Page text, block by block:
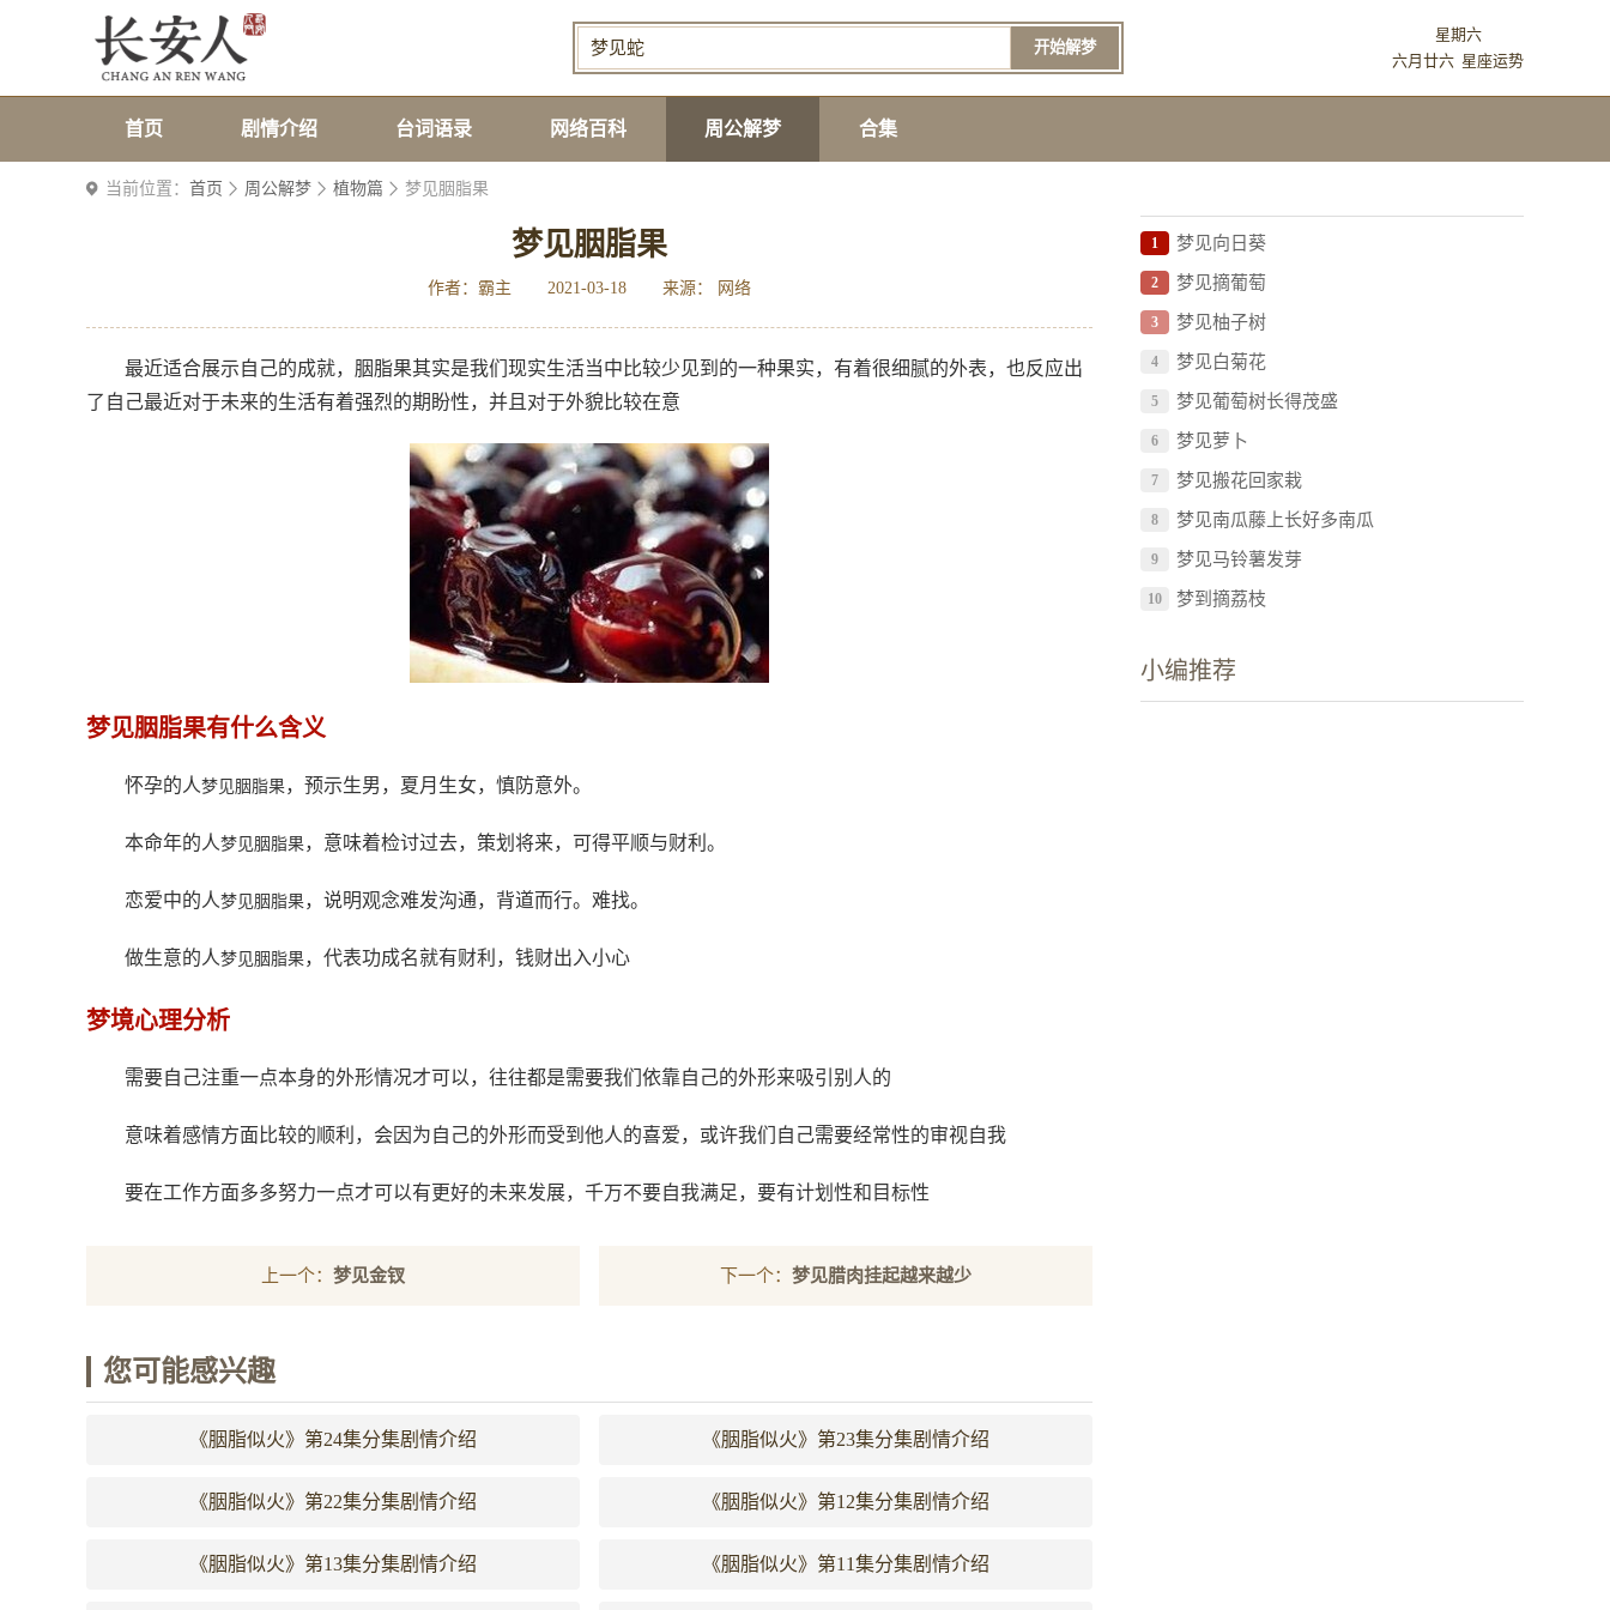
开始解梦
星期六
六月廿六 星座运势
首页 剧情介绍 台词语录 网络百科 周公解梦 合集
当前位置： 首页 周公解梦 植物篇 梦见胭脂果
梦见胭脂果
作者：霸主 2021-03-18 来源： 网络
最近适合展示自己的成就，胭脂果其实是我们现实生活当中比较少见到的一种果实，有着很细腻的外表，也反应出
了自己最近对于未来的生活有着强烈的期盼性，并且对于外貌比较在意
梦见胭脂果有什么含义
怀孕的人梦见胭脂果，预示生男，夏月生女，慎防意外。
本命年的人梦见胭脂果，意味着检讨过去，策划将来，可得平顺与财利。
恋爱中的人梦见胭脂果，说明观念难发沟通，背道而行。难找。
做生意的人梦见胭脂果，代表功成名就有财利，钱财出入小心
梦境心理分析
需要自己注重一点本身的外形情况才可以，往往都是需要我们依靠自己的外形来吸引别人的
意味着感情方面比较的顺利，会因为自己的外形而受到他人的喜爱，或许我们自己需要经常性的审视自我
要在工作方面多多努力一点才可以有更好的未来发展，千万不要自我满足，要有计划性和目标性
上一个： 梦见金钗 下一个：梦见腊肉挂起越来越少
您可能感兴趣
《胭脂似火》第24集分集剧情介绍 《胭脂似火》第23集分集剧情介绍
《胭脂似火》第22集分集剧情介绍 《胭脂似火》第12集分集剧情介绍
《胭脂似火》第13集分集剧情介绍 《胭脂似火》第11集分集剧情介绍
1 梦见向日葵
2 梦见摘葡萄
3 梦见柚子树
4 梦见白菊花
5 梦见葡萄树长得茂盛
6 梦见萝卜
7 梦见搬花回家栽
8 梦见南瓜藤上长好多南瓜
9 梦见马铃薯发芽
10 梦到摘荔枝
小编推荐